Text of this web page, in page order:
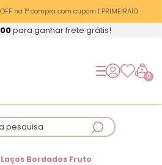
OFF na 1ª compra com cupom | PRIMEIRA10
para ganhar frete grátis!
0
pesquisa
Bordados Fruto